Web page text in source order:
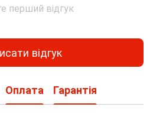
перший відгук
відгук
Оплата
Гарантія